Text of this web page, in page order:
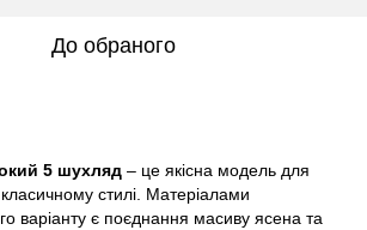
До обраного
5 шухляд – це якісна модель для
стилі. Матеріалами
варіанту є поєднання масиву ясена та